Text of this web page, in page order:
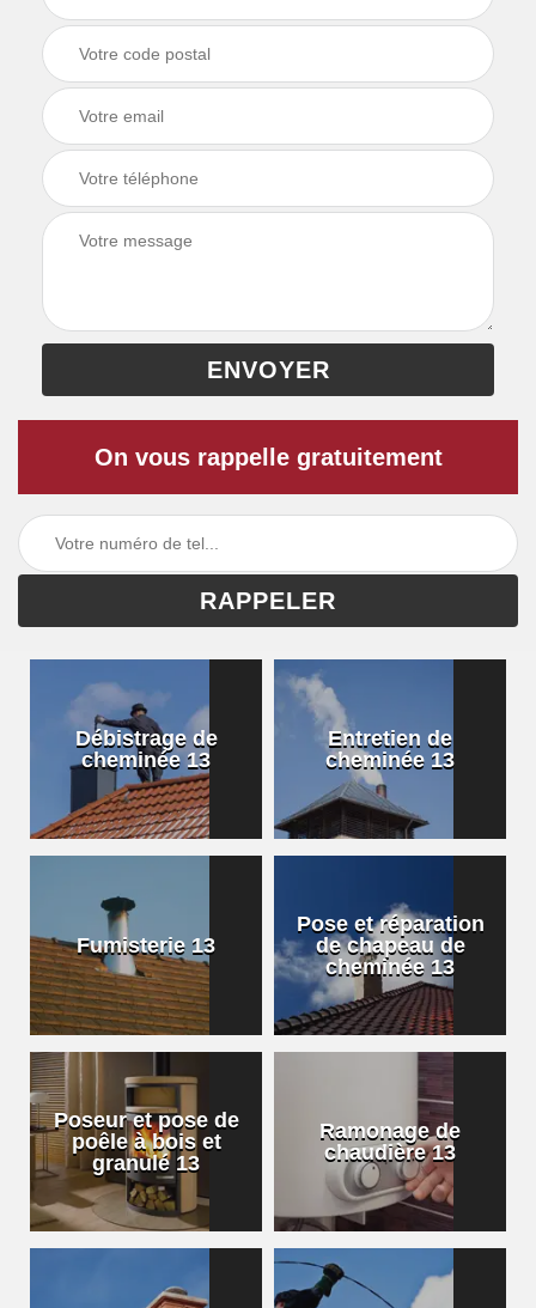
On vous rappelle gratuitement
Débistrage de
cheminée 13
Entretien de
cheminée 13
Fumisterie 13
Pose et réparation
de chapeau de
cheminée 13
Poseur et pose de
poêle à bois et
granulé 13
Ramonage de
chaudière 13